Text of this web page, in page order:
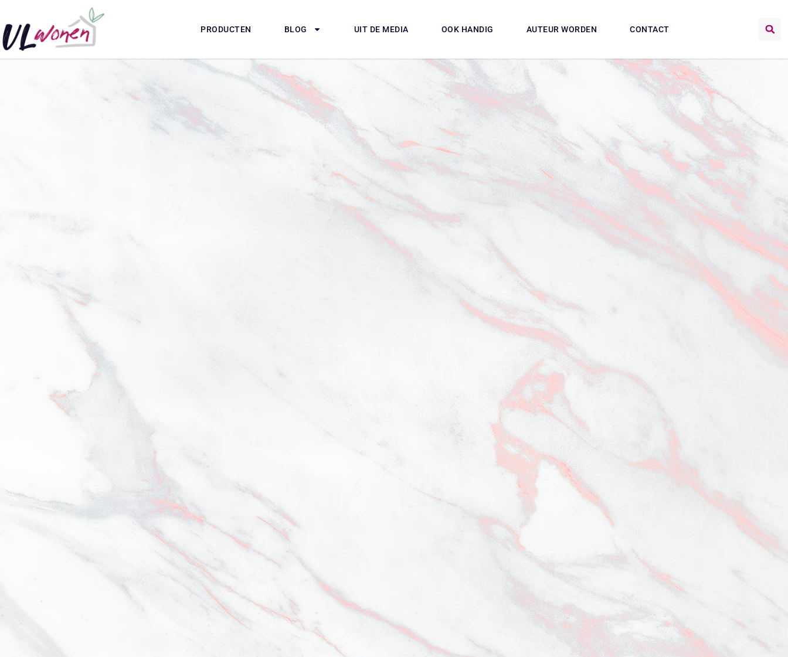
PRODUCTEN BLOG UIT DE MEDIA OOK HANDIG AUTEUR WORDEN CONTACT